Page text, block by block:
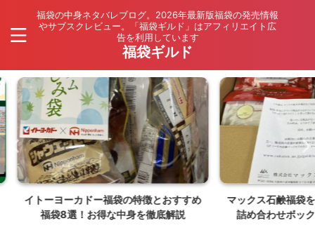
福袋の中身ネタバレブログ。2026年最新版福袋の発売情報
やサブスクレビュー。「福袋ギルド」はアフィリエイト広
告を利用しています
福袋ギルド
おすすめ
マックス石鹸福袋を楽天で購入！訳あり
詰め合わせボックスの中身ネタバレ
マクド
価・最